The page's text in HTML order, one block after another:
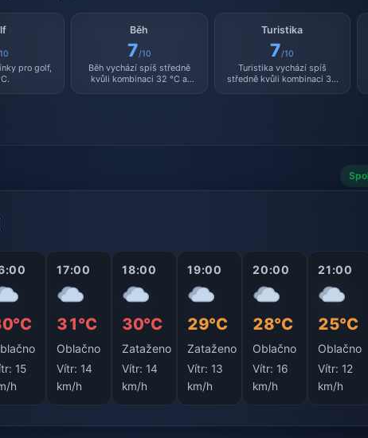
pro golf,
Běh
7/10
Běh vychází spíš středně
kvůli kombinaci 32 °C a
Turistika
7/10
Turistika vychází spíš
středně kvůli kombinaci 32
15
h
17:00
31°C
Oblačno
Vítr:14
km/h
18:00
30°C
Zataženo
Vítr:14
km/h
19:00
29°C
Zataženo
Vítr:13
km/h
20:00
28°C
Oblačno
Vítr:16
km/h
21:00
25°C
Oblačno
Vítr:12
km/h